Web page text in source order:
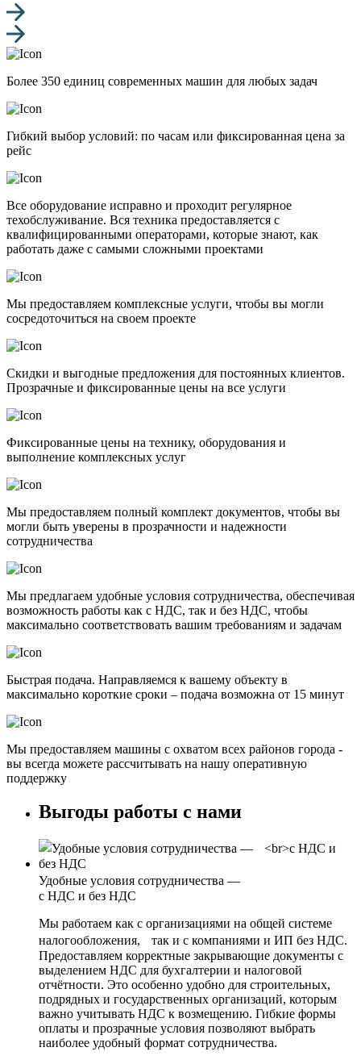
Более 350 единиц современных машин для любых задач
Гибкий выбор условий: по часам или фиксированная цена за
рейс
Все оборудование исправно и проходит регулярное
техобслуживание. Вся техника предоставляется с
квалифицированными операторами, которые знают, как
работать даже с самыми сложными проектами
Мы предоставляем комплексные услуги, чтобы вы могли
сосредоточиться на своем проекте
Скидки и выгодные предложения для постоянных клиентов.
Прозрачные и фиксированные цены на все услуги
Фиксированные цены на технику, оборудования и
выполнение комплексных услуг
Мы предоставляем полный комплект документов, чтобы вы
могли быть уверены в прозрачности и надежности
сотрудничества
Мы предлагаем удобные условия сотрудничества, обеспечивая
возможность работы как с НДС, так и без НДС, чтобы
максимально соответствовать вашим требованиям и задачам
Быстрая подача. Направляемся к вашему объекту в
максимально короткие сроки – подача возможна от 15 минут
Мы предоставляем машины с охватом всех районов города -
вы всегда можете рассчитывать на нашу оперативную
поддержку
Выгоды работы с нами
Удобные условия сотрудничества —
с НДС и без НДС
Мы работаем как с организациями на общей системе
налогообложения, так и с компаниями и ИП без НДС.
Предоставляем корректные закрывающие документы с
выделением НДС для бухгалтерии и налоговой
отчётности. Это особенно удобно для строительных,
подрядных и государственных организаций, которым
важно учитывать НДС к возмещению. Гибкие формы
оплаты и прозрачные условия позволяют выбрать
наиболее удобный формат сотрудничества.